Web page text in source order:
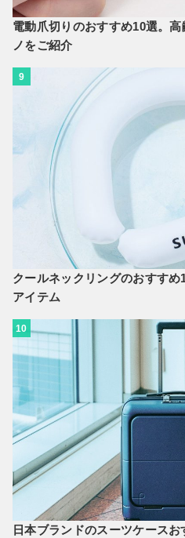
電動爪切りのおすすめ10選。
ノをご紹介
9
クールネックリングのおすす
アイテム
10
日本ブランドのスーツケース